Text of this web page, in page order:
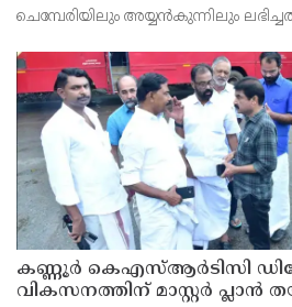
ചെമ്പേരിയിലും അയ്യൻകുന്നിലും
മില്ലിമീറ്റർ മഴ ആ സമയം സംസ്ഥാനത്ത
കണ്ണൂർ കെഎസ്ആർടിസി
വികസനത്തിന് മാസ്റ്റർ പ്ലാൻ